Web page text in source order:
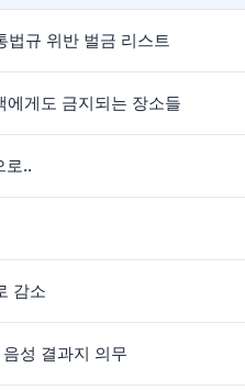
규 위반 벌금 리스트
게도 금지되는 장소들
로..
감소
성 결과지 의무